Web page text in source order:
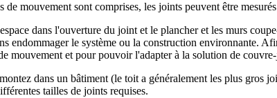
de mouvement sont comprises, les joints peuvent être
dans l'ouverture du joint et le plancher et les murs
endommager le système ou la construction environnante.
mouvement et pour pouvoir l'adapter à la solution de
dans un bâtiment (le toit a généralement les plus
tailles de joints requises.